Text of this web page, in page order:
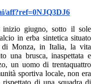
aff?ref=0NJQ3DJ6
giugno, sotto il sole
in erba sintetica situato
di Monza, in Italia, la vita
una brusca, inaspettata e
un uomo di trentaquattro
sportiva locale, non era
di una squadra di